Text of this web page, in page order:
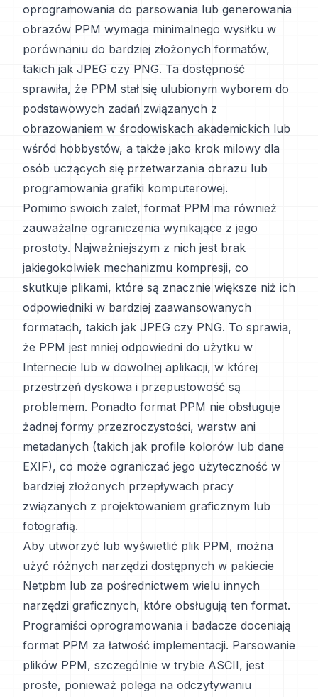
oprogramowania do parsowania lub generowania
obrazów PPM wymaga minimalnego wysiłku w
porównaniu do bardziej złożonych formatów,
takich jak JPEG czy PNG. Ta dostępność
sprawiła, że PPM stał się ulubionym wyborem do
podstawowych zadań związanych z
obrazowaniem w środowiskach akademickich lub
wśród hobbystów, a także jako krok milowy dla
osób uczących się przetwarzania obrazu lub
programowania grafiki komputerowej.
Pomimo swoich zalet, format PPM ma również
zauważalne ograniczenia wynikające z jego
prostoty. Najważniejszym z nich jest brak
jakiegokolwiek mechanizmu kompresji, co
skutkuje plikami, które są znacznie większe niż ich
odpowiedniki w bardziej zaawansowanych
formatach, takich jak JPEG czy PNG. To sprawia,
że PPM jest mniej odpowiedni do użytku w
Internecie lub w dowolnej aplikacji, w której
przestrzeń dyskowa i przepustowość są
problemem. Ponadto format PPM nie obsługuje
żadnej formy przezroczystości, warstw ani
metadanych (takich jak profile kolorów lub dane
EXIF), co może ograniczać jego użyteczność w
bardziej złożonych przepływach pracy
związanych z projektowaniem graficznym lub
fotografią.
Aby utworzyć lub wyświetlić plik PPM, można
użyć różnych narzędzi dostępnych w pakiecie
Netpbm lub za pośrednictwem wielu innych
narzędzi graficznych, które obsługują ten format.
Programiści oprogramowania i badacze doceniają
format PPM za łatwość implementacji. Parsowanie
plików PPM, szczególnie w trybie ASCII, jest
proste, ponieważ polega na odczytywaniu